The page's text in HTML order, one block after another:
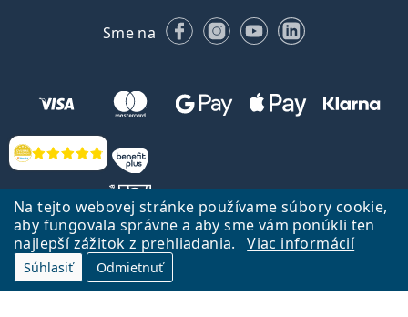
Na tejto webovej stránke používame súbory cookie,
aby fungovala správne a aby sme vám ponúkli ten
najlepší zážitok z prehliadania.
Viac informácií
Súhlasiť Odmietnuť
Hodnotenia
Sme na FacebookuInstagrame
YouTubeLinkedIn
Späť na Úvodnu stránku
Lentiamo.sk vlastní a prevádzkuje spoločnosť Lentiamo s.r.o., Česká